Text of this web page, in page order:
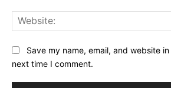
Save my name, email, and website
next time I comment.